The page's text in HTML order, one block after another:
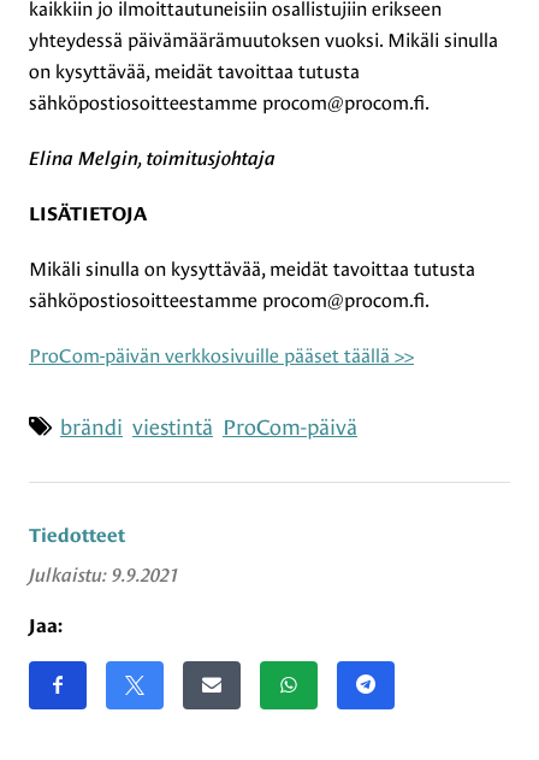
Tiedotteet
Julkaistu: 9.9.2021
Jaa:
Jaa sivu
Jaa Facebookissa
Share on XJaa sähköpostitseJaa WhatsAppissaJaa Telegramissa
kaikkiin jo ilmoittautuneisiin osallistujiin erikseen
yhteydessä päivämäärämuutoksen vuoksi. Mikäli sinulla
on kysyttävää, meidät tavoittaa tutusta
sähköpostiosoitteestamme procom@procom.fi.
Elina Melgin, toimitusjohtaja
LISÄTIETOJA
Mikäli sinulla on kysyttävää, meidät tavoittaa tutusta
sähköpostiosoitteestamme procom@procom.fi.
ProCom-päivän verkkosivuille pääset täällä >>
Asiasanat
brändi viestintä ProCom-päivä